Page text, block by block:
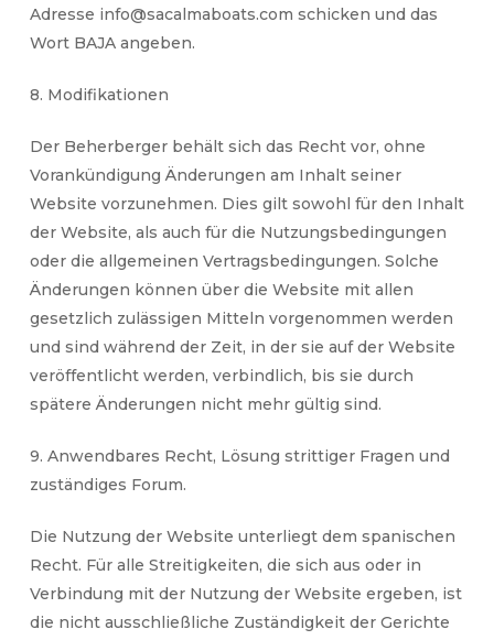
Adresse info@sacalmaboats.com schicken und das
Wort BAJA angeben.
8. Modifikationen
Der Beherberger behält sich das Recht vor, ohne
Vorankündigung Änderungen am Inhalt seiner
Website vorzunehmen. Dies gilt sowohl für den Inhalt
der Website, als auch für die Nutzungsbedingungen
oder die allgemeinen Vertragsbedingungen. Solche
Änderungen können über die Website mit allen
gesetzlich zulässigen Mitteln vorgenommen werden
und sind während der Zeit, in der sie auf der Website
veröffentlicht werden, verbindlich, bis sie durch
spätere Änderungen nicht mehr gültig sind.
9. Anwendbares Recht, Lösung strittiger Fragen und
zuständiges Forum.
Die Nutzung der Website unterliegt dem spanischen
Recht. Für alle Streitigkeiten, die sich aus oder in
Verbindung mit der Nutzung der Website ergeben, ist
die nicht ausschließliche Zuständigkeit der Gerichte